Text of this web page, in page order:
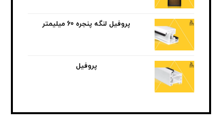
پروفیل لنگه پنجره 60 میلیمتر
پروفیل